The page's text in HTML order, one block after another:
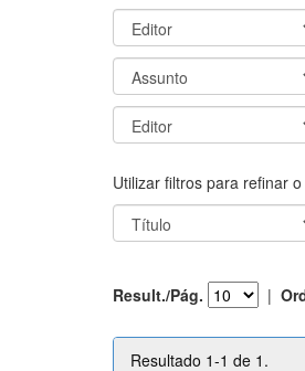
Utilizar filtros para refinar
Result./Pág. |
Resultado 1-1 de 1.